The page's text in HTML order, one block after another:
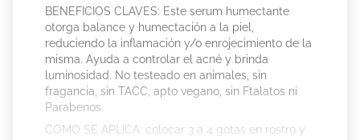
BENEFICIOS CLAVES: Este serum humectante
otorga balance y humectación a la piel,
reduciendo la inflamación y/o enrojecimiento de la
misma. Ayuda a controlar el acné y brinda
luminosidad. No testeado en animales, sin
fragancia, sin TACC, apto vegano, sin Ftalatos ni
Parabenos.
COMO SE APLICA: colocar 3 a 4 gotas en rostro y